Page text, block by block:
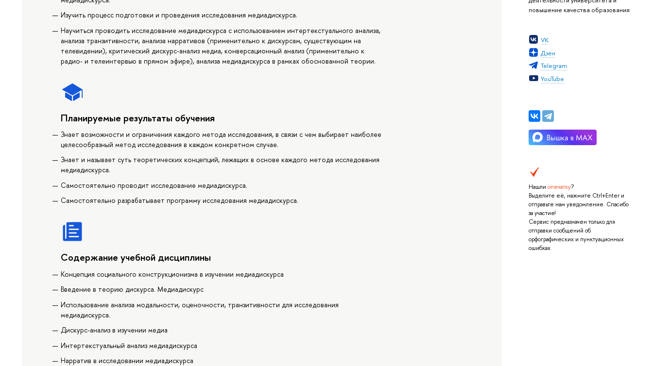
повышение качества образования
VK
Дзен
Telegram
YouTube
Нашли опечатку?
Выделите её, нажмите Ctrl+Enter и
отправьте нам уведомление. Спасибо
за участие!
Сервис предназначен только для
отправки сообщений об
орфографических и пунктуационных
ошибках.
Изучить процесс подготовки и проведения исследования медиадискурса.
Научиться проводить исследование медиадискурса с использованием интертекстуального анализа,
анализа транзитивности, анализа нарративов (применительно к дискурсам, существующим на
телевидении), критический дискурс-анализ медиа, конверсационный анализ (применительно к
радио- и телеинтервью в прямом эфире), анализа медиадискурса в рамках обоснованной теории.
Планируемые результаты обучения
Знает возможности и ограничения каждого метода исследования, в связи с чем выбирает наиболее
целесообразный метод исследования в каждом конкретном случае.
Знает и называет суть теоретических концепций, лежащих в основе каждого метода исследования
медиадискурса.
Самостоятельно проводит исследование медиадискурса.
Самостоятельно разрабатывает программу исследования медиадискурса.
Содержание учебной дисциплины
Концепция социального конструкционизма в изучении медиадискурса
Введение в теорию дискурса. Медиадискурс
Использование анализа модальности, оценочности, транзитивности для исследования
медиадискурса.
Дискурс-анализ в изучении медиа
Интертекстуальный анализ медиадискурса
Нарратив в исследовании медиадискурса